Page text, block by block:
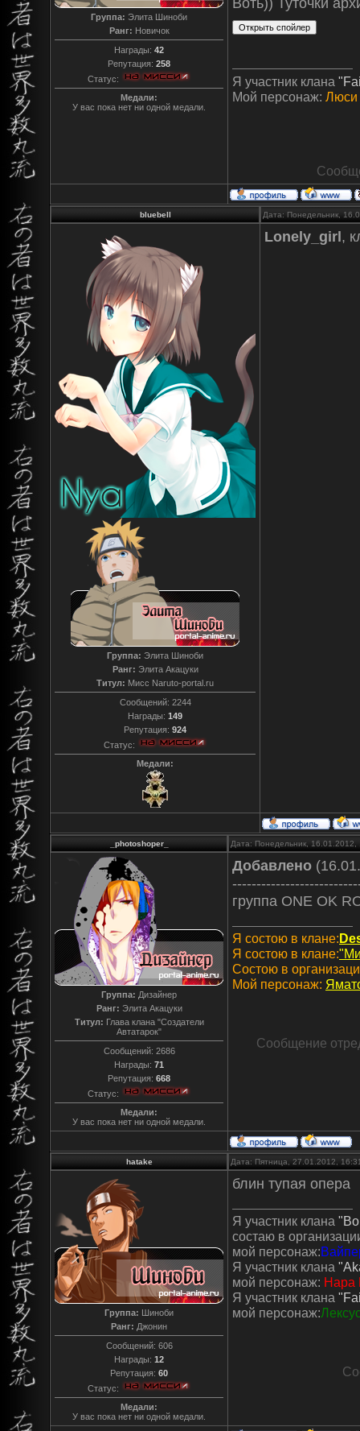
Группа: Элита Шиноби
Ранг: Новичок
Награды: 42
Репутация: 258
Статус:
Медали:
У вас пока нет ни одной медали.
Я участник клана
Мой персонаж: Люси
bluebell Дата: Понедельник,
Группа: Элита Шиноби
Ранг: Элита Акацуки
Титул: Мисс Naruto-portal.ru
Сообщений: 2244
Награды: 149
Репутация: 924
Статус:
Медали:
Lonely_girl,
_photoshoper_ Дата: Понедельник,
Группа: Дизайнер
Ранг: Элита Акацуки
Титул: Глава клана "Создатели
Автатарок"
Сообщений: 2686
Награды: 71
Репутация: 668
Статус:
Медали:
У вас пока нет ни одной медали.
Добавлено
группа ONE OK
Я состою в клане:
Я состою в клане:
Состою в
Мой персонаж:
Сообщение
hatake Дата: Пятница, 27.01.2012,
Группа: Шиноби
Ранг: Джонин
Сообщений: 606
Награды: 12
Репутация: 60
Статус:
Медали:
У вас пока нет ни одной медали.
блин тупая опера
Я участник клана
состаю в
мой персонаж:
Я участник клана
мой персонаж: Нара
Я участник клана
мой персонаж: